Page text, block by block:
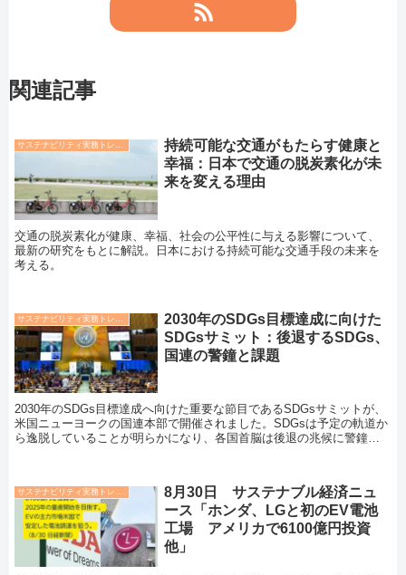
関連記事
サステナビリティ実務トレンド
持続可能な交通がもたらす健康と
幸福：日本で交通の脱炭素化が未
来を変える理由
交通の脱炭素化が健康、幸福、社会の公平性に与える影響について、
最新の研究をもとに解説。日本における持続可能な交通手段の未来を
考える。
2030年のSDGs目標達成に向けた
SDGsサミット：後退するSDGs、
国連の警鐘と課題
2030年のSDGs目標達成へ向けた重要な節目であるSDGsサミットが、
米国ニューヨークの国連本部で開催されました。SDGsは予定の軌道か
ら逸脱していることが明らかになり、各国首脳は後退の兆候に警鐘を
サステナビリティ実務トレンド
8月30日 サステナブル経済ニュ
ース「ホンダ、LGと初のEV電池
工場 アメリカで6100億円投資
他」